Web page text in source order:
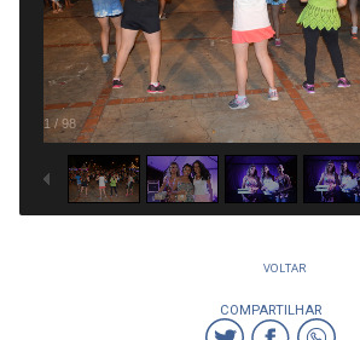
1 / 98
VOLTAR
COMPARTILHAR